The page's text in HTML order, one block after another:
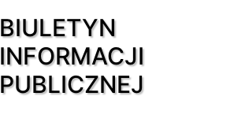
BIULETYN
INFORMACJI
PUBLICZNEJ